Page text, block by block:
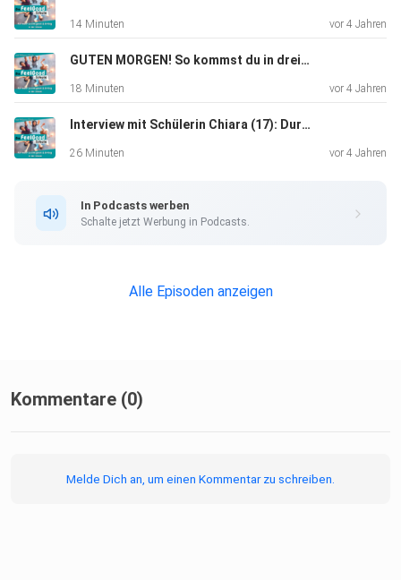
14 Minuten vor 4 Jahren
GUTEN MORGEN! So kommst du in drei Schritten frühmorgens leichter aus dem Bett
18 Minuten vor 4 Jahren
Interview mit Schülerin Chiara (17): Durchhalten mit motivierenden Zielen und FeelGood-Momenten
26 Minuten vor 4 Jahren
In Podcasts werben
Schalte jetzt Werbung in Podcasts.
Alle Episoden anzeigen
Kommentare (0)
Melde Dich an, um einen Kommentar zu schreiben.